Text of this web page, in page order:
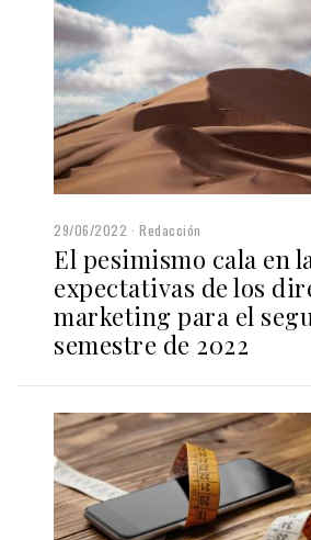
29/06/2022 Redacción
El pesimismo cala en
expectativas de los
marketing para el
semestre de 2022